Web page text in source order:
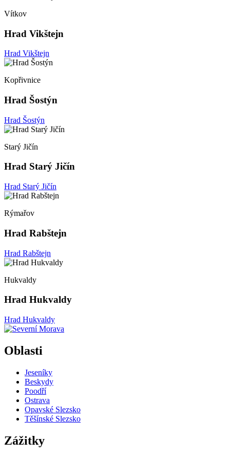
Vítkov
Hrad Vikštejn
Hrad Vikštejn
Kopřivnice
Hrad Šostýn
Hrad Šostýn
Starý Jičín
Hrad Starý Jičín
Hrad Starý Jičín
Rýmařov
Hrad Rabštejn
Hrad Rabštejn
Hukvaldy
Hrad Hukvaldy
Hrad Hukvaldy
Oblasti
Jeseníky
Beskydy
Poodří
Ostrava
Opavské Slezsko
Těšínské Slezsko
Zážitky